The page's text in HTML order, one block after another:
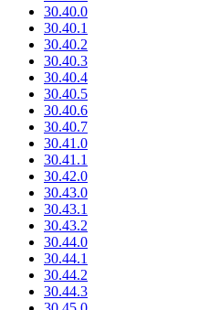
30.40.0
30.40.1
30.40.2
30.40.3
30.40.4
30.40.5
30.40.6
30.40.7
30.41.0
30.41.1
30.42.0
30.43.0
30.43.1
30.43.2
30.44.0
30.44.1
30.44.2
30.44.3